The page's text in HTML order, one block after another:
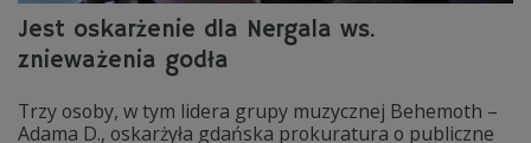
Jest oskarżenie dla Nergala ws.
znieważenia godła
Trzy osoby, w tym lidera grupy muzycznej Behemoth –
Adama D., oskarżyła gdańska prokuratura o publiczne